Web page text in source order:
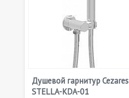
Душевой гарнитур Cezares
STELLA-KDA-01